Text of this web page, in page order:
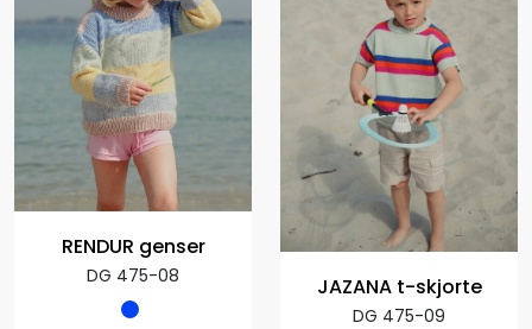
RENDUR genser
DG 475-08 JAZANA t-skjorte
DG 475-09